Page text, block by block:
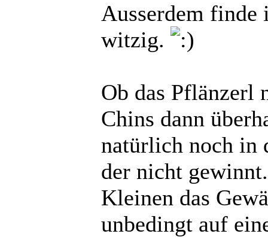
Ausserdem
witzig.
Ob das Pflänzerl
Chins dann
natürlich noch in
der nicht
Kleinen das
unbedingt auf